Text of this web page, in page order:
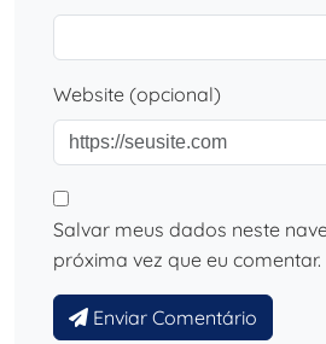
Website (opcional)
Salvar meus dados neste
próxima vez que eu comentar.
Enviar Comentário